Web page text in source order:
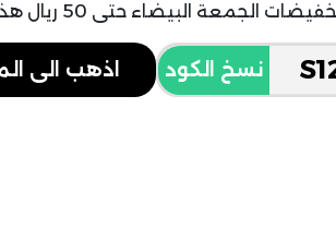
الجمعة البيضاء حتى 50 ريال هذا الشهر.
نسخ الكود اذهب الى